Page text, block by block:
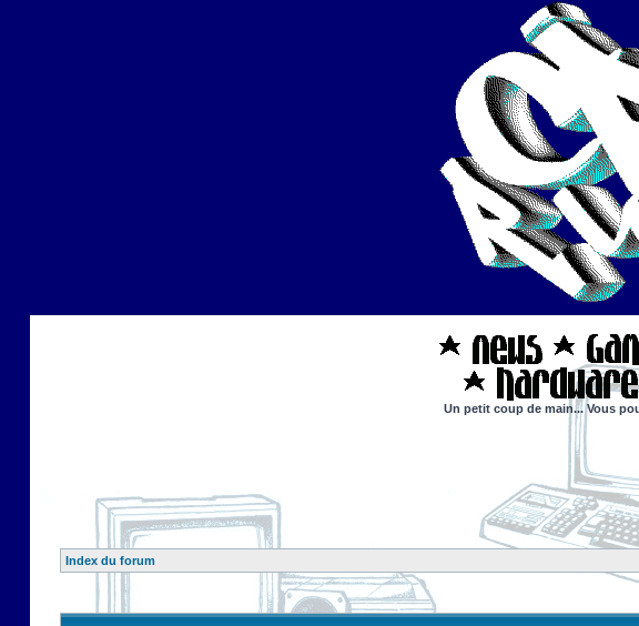
Un petit coup de main... Vous
Index du forum